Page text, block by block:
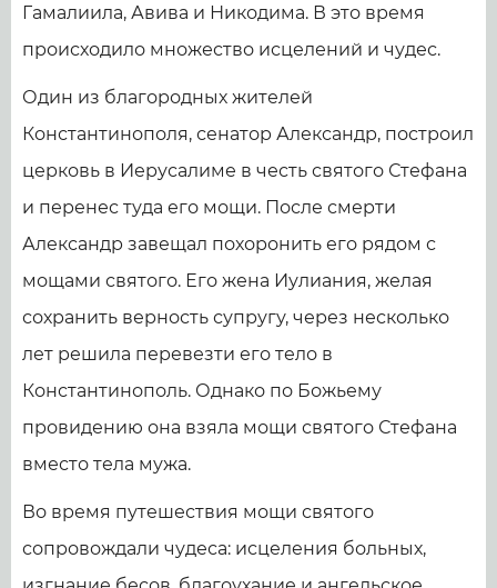
Гамалиила, Авива и Никодима. В это время
происходило множество исцелений и чудес.
Один из благородных жителей
Константинополя, сенатор Александр, построил
церковь в Иерусалиме в честь святого Стефана
и перенес туда его мощи. После смерти
Александр завещал похоронить его рядом с
мощами святого. Его жена Иулиания, желая
сохранить верность супругу, через несколько
лет решила перевезти его тело в
Константинополь. Однако по Божьему
провидению она взяла мощи святого Стефана
вместо тела мужа.
Во время путешествия мощи святого
сопровождали чудеса: исцеления больных,